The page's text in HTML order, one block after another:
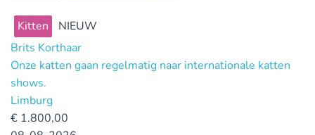
Kitten
NIEUW
Brits Korthaar
Onze katten gaan regelmatig naar internationale katten
shows.
Limburg
€ 1.800,00